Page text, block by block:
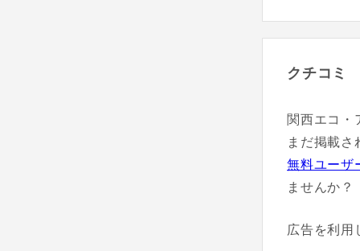
クチコミ
関西エコ・
まだ掲載さ
無料ユーザ
ませんか？
広告を利用